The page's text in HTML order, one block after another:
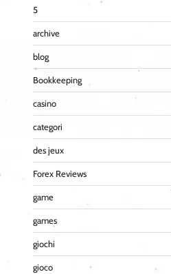
5
archive
blog
Bookkeeping
casino
categori
des jeux
Forex Reviews
game
games
giochi
gioco